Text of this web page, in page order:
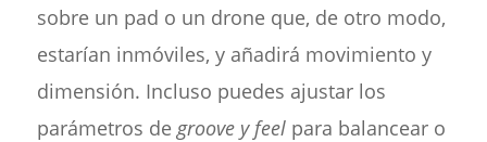
sobre un pad o un drone que, de otro modo,
estarían inmóviles, y añadirá movimiento y
dimensión. Incluso puedes ajustar los
parámetros degroove y feelpara balancear o